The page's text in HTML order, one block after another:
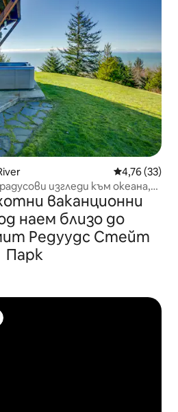
Средна
4,76 (33)
изгледи към океана,
„Редуудс“!
ваканционни
наем близо до
Редуудс Стейт
Парк
гостите